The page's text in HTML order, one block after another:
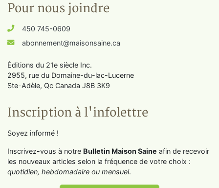
Pour nous joindre
450 745-0609
abonnement@maisonsaine.ca
Éditions du 21e siècle Inc.
2955, rue du Domaine-du-lac-Lucerne
Ste-Adèle, Qc Canada J8B 3K9
Inscription à l'infolettre
Soyez informé !
Inscrivez-vous à notre Bulletin Maison Saine afin de recevoir
les nouveaux articles selon la fréquence de votre choix :
quotidien, hebdomadaire ou mensuel.